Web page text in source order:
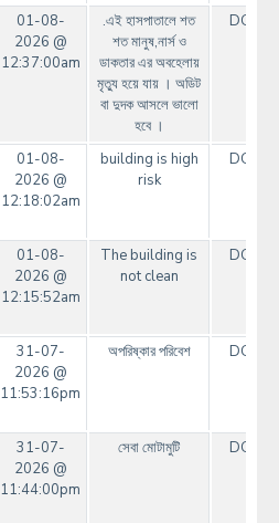
01-08-
2026 @
12:37:00am
.এই হাসপাতালে শত
শত মানুষ,নার্স ও
ডাকতার এর অবহেলায়
মৃত্যু হয়ে যায় । অডিট
বা দুদক আসলে ভালো
হবে ।
DGHS
01-08-
2026 @
12:18:02am
building is high
risk
DGHS
01-08-
2026 @
12:15:52am
The building is
not clean
DGHS
31-07-
2026 @
11:53:16pm
অপরিষ্কার পরিবেশ DGHS
31-07-
2026 @
11:44:00pm
সেবা মোটামুটি DGHS